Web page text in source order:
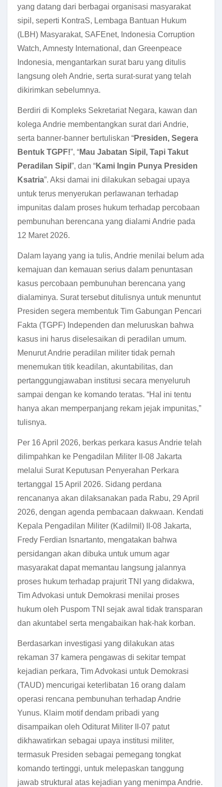
yang datang dari berbagai organisasi masyarakat
sipil, seperti KontraS, Lembaga Bantuan Hukum
(LBH) Masyarakat, SAFEnet, Indonesia Corruption
Watch, Amnesty International, dan Greenpeace
Indonesia, mengantarkan surat baru yang ditulis
langsung oleh Andrie, serta surat-surat yang telah
dikirimkan sebelumnya.
Berdiri di Kompleks Sekretariat Negara, kawan dan
kolega Andrie membentangkan surat dari Andrie,
serta banner-banner bertuliskan “Presiden, Segera
Bentuk TGPF!”, “Mau Jabatan Sipil, Tapi Takut
Peradilan Sipil ”, dan “Kami Ingin Punya Presiden
Ksatria”. Aksi damai ini dilakukan sebagai upaya
untuk terus menyerukan perlawanan terhadap
impunitas dalam proses hukum terhadap percobaan
pembunuhan berencana yang dialami Andrie pada
12 Maret 2026.
Dalam layang yang ia tulis, Andrie menilai belum ada
kemajuan dan kemauan serius dalam penuntasan
kasus percobaan pembunuhan berencana yang
dialaminya. Surat tersebut ditulisnya untuk menuntut
Presiden segera membentuk Tim Gabungan Pencari
Fakta (TGPF) Independen dan meluruskan bahwa
kasus ini harus diselesaikan di peradilan umum.
Menurut Andrie peradilan militer tidak pernah
menemukan titik keadilan, akuntabilitas, dan
pertanggungjawaban institusi secara menyeluruh
sampai dengan ke komando teratas. “Hal ini tentu
hanya akan memperpanjang rekam jejak impunitas,”
tulisnya.
Per 16 April 2026, berkas perkara kasus Andrie telah
dilimpahkan ke Pengadilan Militer II-08 Jakarta
melalui Surat Keputusan Penyerahan Perkara
tertanggal 15 April 2026. Sidang perdana
rencananya akan dilaksanakan pada Rabu, 29 April
2026, dengan agenda pembacaan dakwaan. Kendati
Kepala Pengadilan Militer (Kadilmil) II-08 Jakarta,
Fredy Ferdian Isnartanto, mengatakan bahwa
persidangan akan dibuka untuk umum agar
masyarakat dapat memantau langsung jalannya
proses hukum terhadap prajurit TNI yang didakwa,
Tim Advokasi untuk Demokrasi menilai proses
hukum oleh Puspom TNI sejak awal tidak transparan
dan akuntabel serta mengabaikan hak-hak korban.
Berdasarkan investigasi yang dilakukan atas
rekaman 37 kamera pengawas di sekitar tempat
kejadian perkara, Tim Advokasi untuk Demokrasi
(TAUD) mencurigai keterlibatan 16 orang dalam
operasi rencana pembunuhan terhadap Andrie
Yunus. Klaim motif dendam pribadi yang
disampaikan oleh Oditurat Militer II-07 patut
dikhawatirkan sebagai upaya institusi militer,
termasuk Presiden sebagai pemegang tongkat
komando tertinggi, untuk melepaskan tanggung
jawab struktural atas kejadian yang menimpa Andrie.